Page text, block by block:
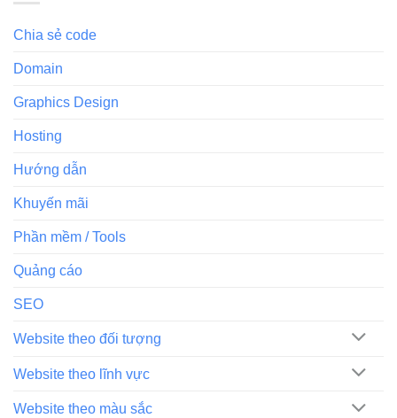
Chia sẻ code
Domain
Graphics Design
Hosting
Hướng dẫn
Khuyến mãi
Phần mềm / Tools
Quảng cáo
SEO
Website theo đối tượng
Website theo lĩnh vực
Website theo màu sắc